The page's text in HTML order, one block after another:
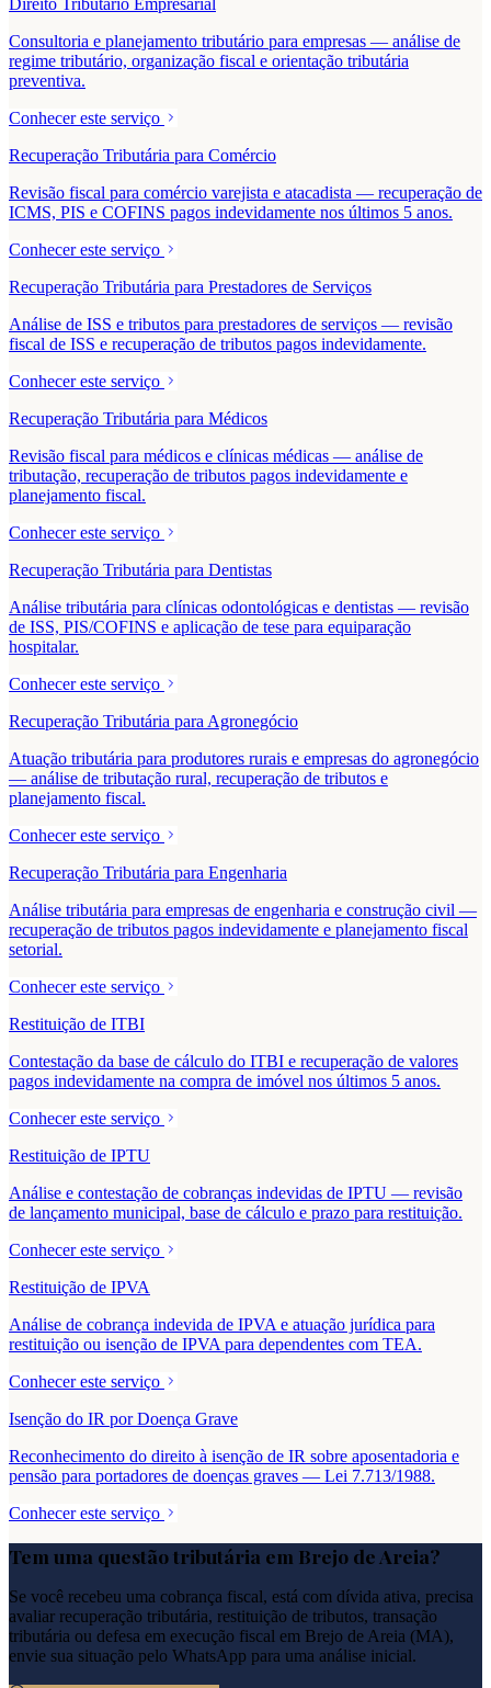
Direito Tributário Empresarial
Consultoria e planejamento tributário para empresas — análise de
regime tributário, organização fiscal e orientação tributária
preventiva.
Conhecer este serviço
Recuperação Tributária para Comércio
Revisão fiscal para comércio varejista e atacadista — recuperação de
ICMS, PIS e COFINS pagos indevidamente nos últimos 5 anos.
Conhecer este serviço
Recuperação Tributária para Prestadores de Serviços
Análise de ISS e tributos para prestadores de serviços — revisão
fiscal de ISS e recuperação de tributos pagos indevidamente.
Conhecer este serviço
Recuperação Tributária para Médicos
Revisão fiscal para médicos e clínicas médicas — análise de
tributação, recuperação de tributos pagos indevidamente e
planejamento fiscal.
Conhecer este serviço
Recuperação Tributária para Dentistas
Análise tributária para clínicas odontológicas e dentistas — revisão
de ISS, PIS/COFINS e aplicação de tese para equiparação
hospitalar.
Conhecer este serviço
Recuperação Tributária para Agronegócio
Atuação tributária para produtores rurais e empresas do agronegócio
— análise de tributação rural, recuperação de tributos e
planejamento fiscal.
Conhecer este serviço
Recuperação Tributária para Engenharia
Análise tributária para empresas de engenharia e construção civil —
recuperação de tributos pagos indevidamente e planejamento fiscal
setorial.
Conhecer este serviço
Restituição de ITBI
Contestação da base de cálculo do ITBI e recuperação de valores
pagos indevidamente na compra de imóvel nos últimos 5 anos.
Conhecer este serviço
Restituição de IPTU
Análise e contestação de cobranças indevidas de IPTU — revisão
de lançamento municipal, base de cálculo e prazo para restituição.
Conhecer este serviço
Restituição de IPVA
Análise de cobrança indevida de IPVA e atuação jurídica para
restituição ou isenção de IPVA para dependentes com TEA.
Conhecer este serviço
Isenção do IR por Doença Grave
Reconhecimento do direito à isenção de IR sobre aposentadoria e
pensão para portadores de doenças graves — Lei 7.713/1988.
Conhecer este serviço
Tem uma questão tributária em Brejo de Areia?
Se você recebeu uma cobrança fiscal, está com dívida ativa, precisa
avaliar recuperação tributária, restituição de tributos, transação
tributária ou defesa em execução fiscal em Brejo de Areia (MA),
envie sua situação pelo WhatsApp para uma análise inicial.